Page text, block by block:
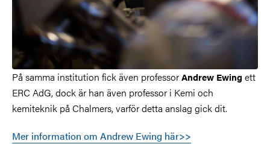
På samma institution fick även professorAndrew Ewing ett
ERC AdG, dock är han även professor i Kemi och
kemiteknik på Chalmers, varför detta anslag gick dit.
Mer information om Andrew Ewing här>>